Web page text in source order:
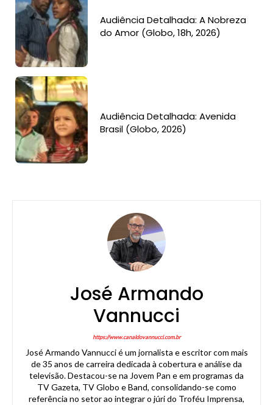
Audiência Detalhada: A Nobreza
do Amor (Globo, 18h, 2026)
Audiência Detalhada: Avenida
Brasil (Globo, 2026)
José Armando
Vannucci
https://www.canaldovannucci.com.br
José Armando Vannucci é um jornalista e escritor com mais
de 35 anos de carreira dedicada à cobertura e análise da
televisão. Destacou-se na Jovem Pan e em programas da
TV Gazeta, TV Globo e Band, consolidando-se como
referência no setor ao integrar o júri do Troféu Imprensa,